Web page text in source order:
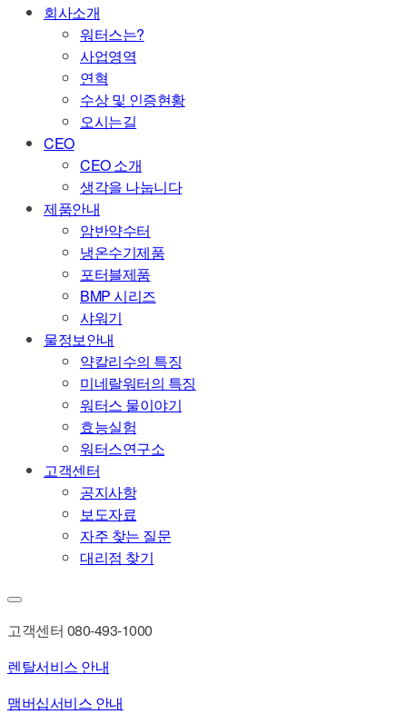
회사소개
워터스는?
사업영역
연혁
수상 및 인증현황
오시는길
CEO
CEO 소개
생각을 나눕니다
제품안내
암반약수터
냉온수기제품
포터블제품
BMP 시리즈
샤워기
물정보안내
약칼리수의 특징
미네랄워터의 특징
워터스 물이야기
효능실험
워터스연구소
고객센터
공지사항
보도자료
자주 찾는 질문
대리점 찾기
고객센터 080-493-1000
렌탈서비스 안내
맴버십서비스 안내